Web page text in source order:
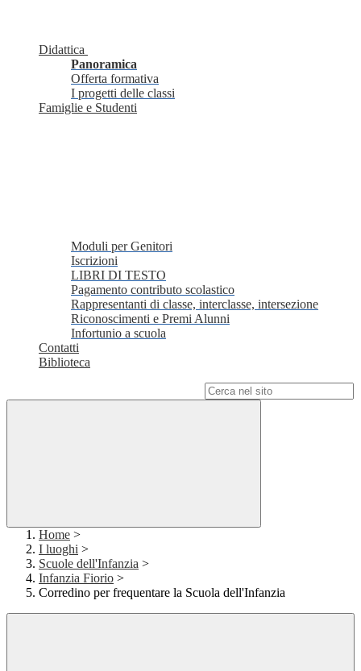
Didattica
Panoramica
Offerta formativa
I progetti delle classi
Famiglie e Studenti
Moduli per Genitori
Iscrizioni
LIBRI DI TESTO
Pagamento contributo scolastico
Rappresentanti di classe, interclasse, intersezione
Riconoscimenti e Premi Alunni
Infortunio a scuola
Contatti
Biblioteca
Home >
I luoghi >
Scuole dell'Infanzia >
Infanzia Fiorio >
Corredino per frequentare la Scuola dell'Infanzia